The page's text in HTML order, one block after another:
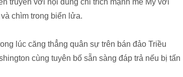
truyền với nội dung chỉ trích mạnh mẽ Mỹ với
chìm trong biển lửa.
lúc căng thẳng quân sự trên bán đảo Triều
cùng tuyên bố sẵn sàng đáp trả nếu bị tấn